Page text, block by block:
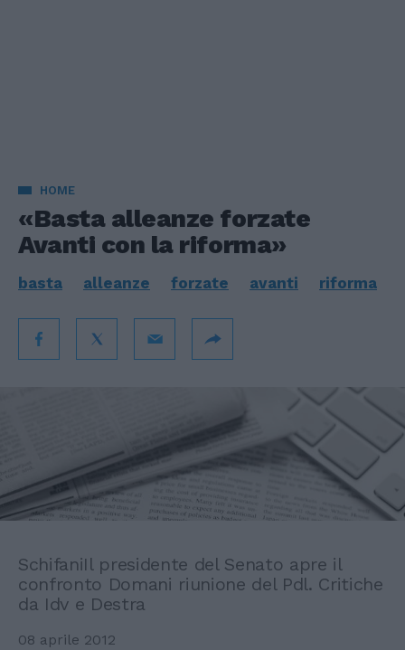
HOME
«Basta alleanze forzate
Avanti con la riforma»
basta alleanze forzate avanti riforma
SchifaniIl presidente del Senato apre il
confronto Domani riunione del Pdl. Critiche
da Idv e Destra
08 aprile 2012